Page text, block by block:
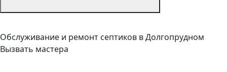
Обслуживание и ремонт септиков в Долгопрудном
Вызвать мастера